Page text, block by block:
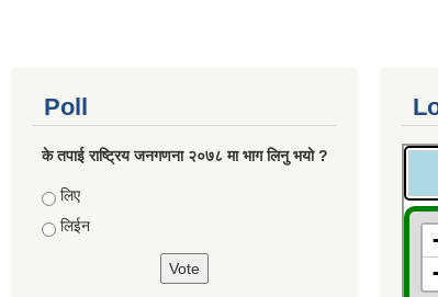
Poll
के तपाई राष्ट्रिय जनगणना २०७८ मा भाग लिनु भयो ?
Choices
लिए
लिईन